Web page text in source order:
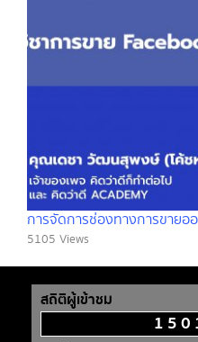
การจัดการช่องทางการขายอ
5105 Views
สถิติผู้เข้าชม